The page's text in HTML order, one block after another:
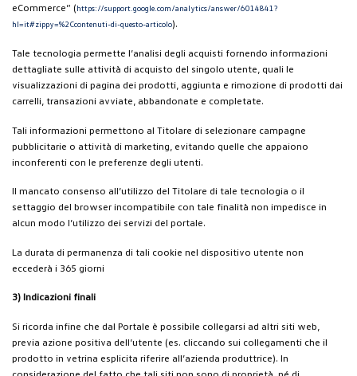
eCommerce” (https://support.google.com/analytics/answer/6014841?
hl=it#zippy=%2Ccontenuti-di-questo-articolo).
Tale tecnologia permette l’analisi degli acquisti fornendo informazioni
dettagliate sulle attività di acquisto del singolo utente, quali le
visualizzazioni di pagina dei prodotti, aggiunta e rimozione di prodotti dai
carrelli, transazioni avviate, abbandonate e completate.
Tali informazioni permettono al Titolare di selezionare campagne
pubblicitarie o attività di marketing, evitando quelle che appaiono
inconferenti con le preferenze degli utenti.
Il mancato consenso all’utilizzo del Titolare di tale tecnologia o il
settaggio del browser incompatibile con tale finalità non impedisce in
alcun modo l’utilizzo dei servizi del portale.
La durata di permanenza di tali cookie nel dispositivo utente non
eccederà i 365 giorni
3) Indicazioni finali
Si ricorda infine che dal Portale è possibile collegarsi ad altri siti web,
previa azione positiva dell’utente (es. cliccando sui collegamenti che il
prodotto in vetrina esplicita riferire all’azienda produttrice). In